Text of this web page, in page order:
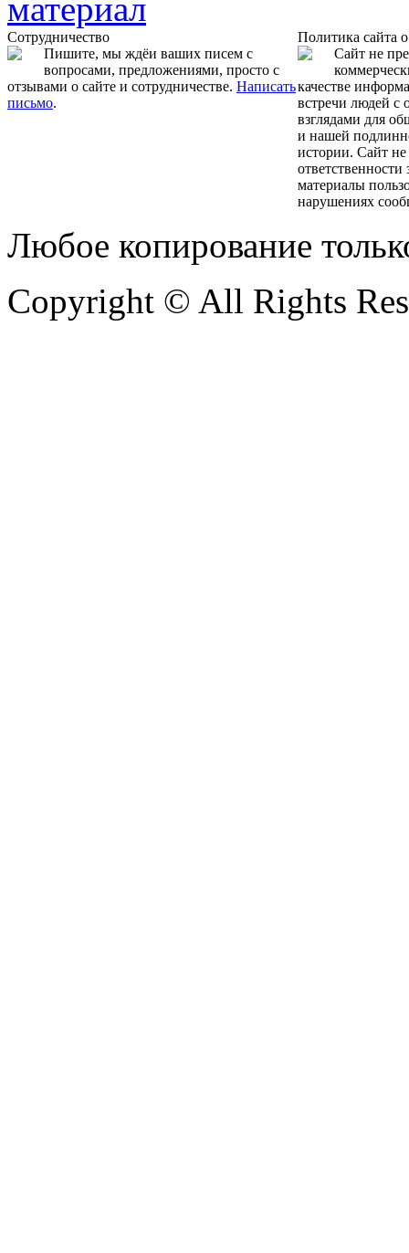
Сотрудничество
Пишите, мы ждёи ваших писем с
вопросами, предложениями, просто с
отзывами о сайте и сотрудничестве. Написать
письмо.
Политика сайта
Сайт не
качестве
встречи людей с
взглядами для
и нашей
истории. Сайт не
материалы
нарушениях
Любое копирование
Copyright © All Rights